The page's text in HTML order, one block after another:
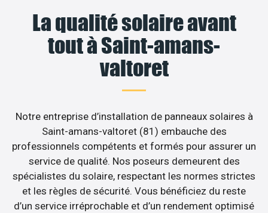
La qualité solaire avant
tout à Saint-amans-
valtoret
Notre entreprise d’installation de panneaux solaires à
Saint-amans-valtoret (81) embauche des
professionnels compétents et formés pour assurer un
service de qualité. Nos poseurs demeurent des
spécialistes du solaire, respectant les normes strictes
et les règles de sécurité. Vous bénéficiez du reste
d’un service irréprochable et d’un rendement optimisé